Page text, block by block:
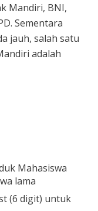
Mandiri, BNI,
Sementara
jauh, salah satu
adalah
Mahasiswa
lama
(6 digit) untuk